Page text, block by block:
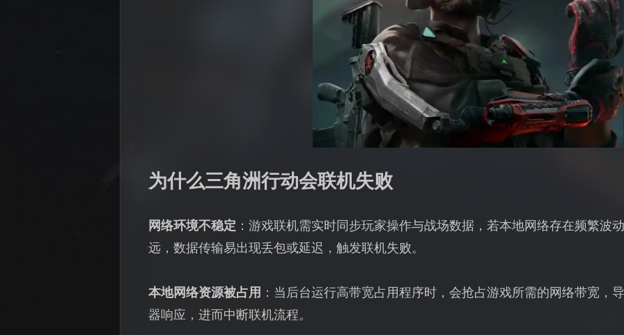
为什么三角洲行动会联机失败
网络环境不稳定 ：游戏联机需实时同步玩家操作与战场数据，若本地网络存在频繁波
远，数据传输易出现丢包或延迟，触发联机失败。
本地网络资源被占用 ：当后台运行高带宽占用程序时，会抢占游戏所需的网络带宽，
器响应，进而中断联机流程。